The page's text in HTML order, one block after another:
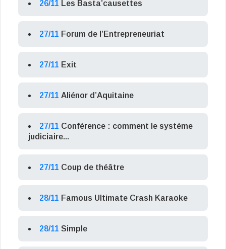
26/11 Les Basta’causettes
27/11 Forum de l’Entrepreneuriat
27/11 Exit
27/11 Aliénor d’Aquitaine
27/11 Conférence : comment le système
judiciaire...
27/11 Coup de théâtre
28/11 Famous Ultimate Crash Karaoke
28/11 Simple